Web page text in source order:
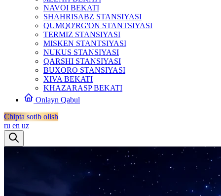
NAVOI BEKATI
SHAHRISABZ STANSIYASI
QUMQO'RG'ON STANTSIYASI
TERMIZ STANSIYASI
MISKEN STANTSIYASI
NUKUS STANSIYASI
QARSHI STANSIYASI
BUXORO STANSIYASI
XIVA BEKATI
KHAZARASP BEKATI
Onlayn Qabul
Chipta sotib olish
ru en uz